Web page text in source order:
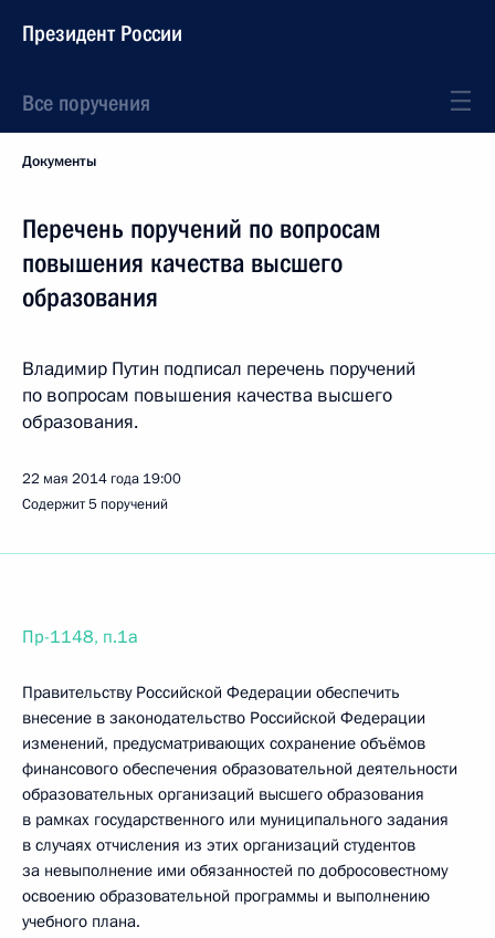
Президент России
Все поручения
Документы
Перечень поручений по вопросам
повышения качества высшего
образования
Владимир Путин подписал перечень поручений
по вопросам повышения качества высшего
образования.
22 мая 2014 года 19:00
Содержит 5 поручений
Пр-1148, п.1а
Правительству Российской Федерации обеспечить
внесение в законодательство Российской Федерации
изменений, предусматривающих сохранение объёмов
финансового обеспечения образовательной деятельности
образовательных организаций высшего образования
в рамках государственного или муниципального задания
в случаях отчисления из этих организаций студентов
за невыполнение ими обязанностей по добросовестному
освоению образовательной программы и выполнению
учебного плана.